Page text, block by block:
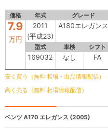
価格 年式 グレード
7.9
万円
2011
(平成23)
A180エレガンス
型式 車検 シフト
169032 なし FA
安く買う（無料 相場・出品情報配信）
高く売る（無料 相場情報配信）
ベンツ A170 エレガンス (2005)